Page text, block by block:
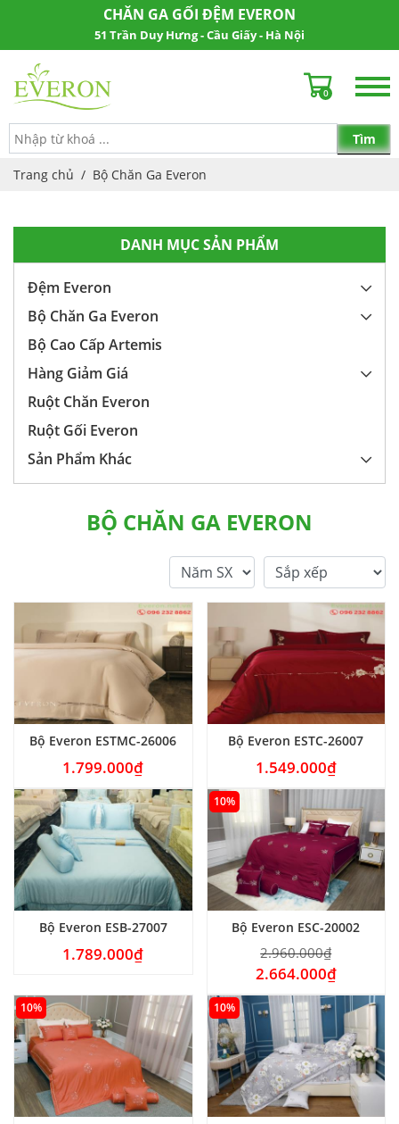
CHĂN GA GỐI ĐỆM EVERON
51 Trần Duy Hưng - Cầu Giấy - Hà Nội
0
Trang chủ / Bộ Chăn Ga Everon
DANH MỤC SẢN PHẨM
Đệm Everon
Bộ Chăn Ga Everon
Bộ Cao Cấp Artemis
Hàng Giảm Giá
Ruột Chăn Everon
Ruột Gối Everon
Sản Phẩm Khác
BỘ CHĂN GA EVERON
Bộ Everon ESTMC-26006
1.799.000₫
Bộ Everon ESTC-26007
1.549.000₫
Bộ Everon ESB-27007
1.789.000₫
10%
Bộ Everon ESC-20002
2.960.000₫
2.664.000₫
10% 10%